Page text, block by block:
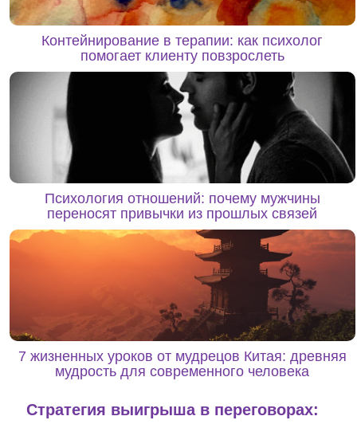
Контейнирование в терапии: как психолог
помогает клиенту повзрослеть
Психология отношений: почему мужчины
переносят привычки из прошлых связей
7 жизненных уроков от мудрецов Китая: древняя
мудрость для современного человека
Стратегия выигрыша в переговорах: